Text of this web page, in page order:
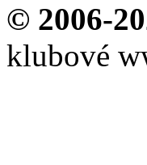
© 2006-
klubové